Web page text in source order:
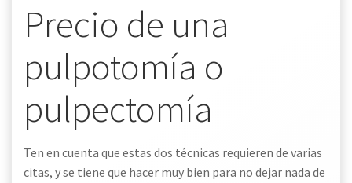
Precio de una
pulpotomía o
pulpectomía
Ten en cuenta que estas dos técnicas requieren de varias
citas, y se tiene que hacer muy bien para no dejar nada de